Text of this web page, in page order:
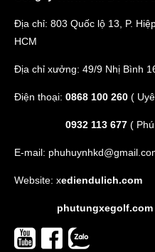
Địa chỉ: 803 Quốc lộ 13, P.
HCM
Địa chỉ xưởng: 49/9 Nhị Bình
Điện thoại: 0868 100 260 (
0932 113 677 (
E-mail:
Website: xediendulich.com
phutungxegolf.com